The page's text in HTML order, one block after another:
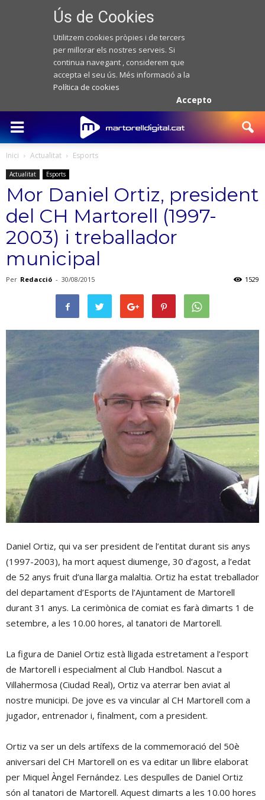
Ús de Cookies
Utilitzem cookies pròpies i de tercers
per millorar els nostres serveis. Si
continua navegant , considerem que
accepta el seu ús. Més informació a la
Política de cookies
Accepto
Inici Actualitat Esports
Actualitat Esports
Mor Daniel Ortiz, president
del CH Martorell (1997-
2003) i treballador
municipal
Per Redacció - 30/08/2015 1529
Daniel Ortiz, qui va ser president de l’entitat durant sis anys
(1997-2003), ha mort aquest diumenge, 30 d’agost, a l’edat
de 52 anys fruit d’una llarga malaltia. Ortiz ha estat treballador
del departament d’Esports de l’Ajuntament de Martorell
durant 31 anys. La cerimònica de comiat es farà dimarts 1 de
setembre, a les 10.00 hores, al tanatori de Martorell.
La figura de Daniel Ortiz està lligada estretament a l’esport
de Martorell i especialment al Club Handbol. Nascut a
Villahermosa (Ciudad Real), Ortiz va aterrar ben aviat al
nostre municipi. De jove es va vincular al CH Martorell com a
jugador, entrenador i, finalment, com a president.
Ortiz va ser un dels artífexs de la commemoració del 50è
aniversari del CH Martorell on es va editar un llibre elaborat
per Miquel Àngel Fernández. Les despulles de Daniel Ortiz
són al tanatori de Martorell. Aquest dimarts a les 10.00 hores